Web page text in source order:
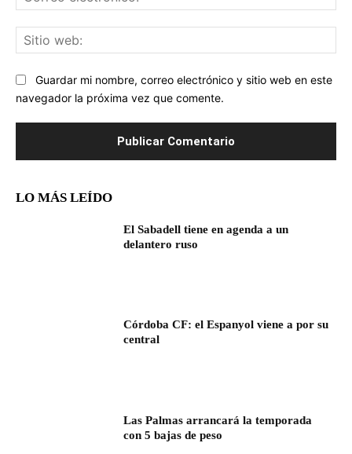
Guardar mi nombre, correo electrónico y sitio web en este
navegador la próxima vez que comente.
LO MÁS LEÍDO
El Sabadell tiene en agenda a un
delantero ruso
Córdoba CF: el Espanyol viene a por su
central
Las Palmas arrancará la temporada
con 5 bajas de peso